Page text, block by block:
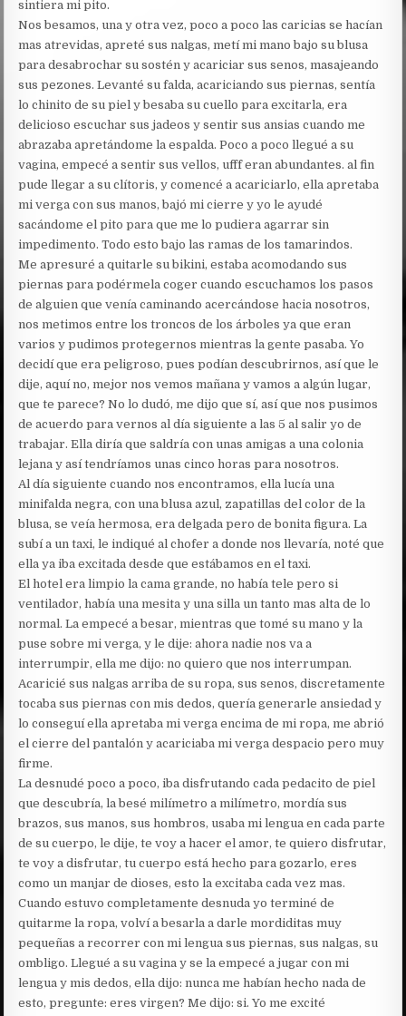
sintiera mi pito.
Nos besamos, una y otra vez, poco a poco las caricias se hacían
mas atrevidas, apreté sus nalgas, metí mi mano bajo su blusa
para desabrochar su sostén y acariciar sus senos, masajeando
sus pezones. Levanté su falda, acariciando sus piernas, sentía
lo chinito de su piel y besaba su cuello para excitarla, era
delicioso escuchar sus jadeos y sentir sus ansias cuando me
abrazaba apretándome la espalda. Poco a poco llegué a su
vagina, empecé a sentir sus vellos, ufff eran abundantes. al fin
pude llegar a su clítoris, y comencé a acariciarlo, ella apretaba
mi verga con sus manos, bajó mi cierre y yo le ayudé
sacándome el pito para que me lo pudiera agarrar sin
impedimento. Todo esto bajo las ramas de los tamarindos.
Me apresuré a quitarle su bikini, estaba acomodando sus
piernas para podérmela coger cuando escuchamos los pasos
de alguien que venía caminando acercándose hacia nosotros,
nos metimos entre los troncos de los árboles ya que eran
varios y pudimos protegernos mientras la gente pasaba. Yo
decidí que era peligroso, pues podían descubrirnos, así que le
dije, aquí no, mejor nos vemos mañana y vamos a algún lugar,
que te parece? No lo dudó, me dijo que sí, así que nos pusimos
de acuerdo para vernos al día siguiente a las 5 al salir yo de
trabajar. Ella diría que saldría con unas amigas a una colonia
lejana y así tendríamos unas cinco horas para nosotros.
Al día siguiente cuando nos encontramos, ella lucía una
minifalda negra, con una blusa azul, zapatillas del color de la
blusa, se veía hermosa, era delgada pero de bonita figura. La
subí a un taxi, le indiqué al chofer a donde nos llevaría, noté que
ella ya iba excitada desde que estábamos en el taxi.
El hotel era limpio la cama grande, no había tele pero si
ventilador, había una mesita y una silla un tanto mas alta de lo
normal. La empecé a besar, mientras que tomé su mano y la
puse sobre mi verga, y le dije: ahora nadie nos va a
interrumpir, ella me dijo: no quiero que nos interrumpan.
Acaricié sus nalgas arriba de su ropa, sus senos, discretamente
tocaba sus piernas con mis dedos, quería generarle ansiedad y
lo conseguí ella apretaba mi verga encima de mi ropa, me abrió
el cierre del pantalón y acariciaba mi verga despacio pero muy
firme.
La desnudé poco a poco, iba disfrutando cada pedacito de piel
que descubría, la besé milímetro a milímetro, mordía sus
brazos, sus manos, sus hombros, usaba mi lengua en cada parte
de su cuerpo, le dije, te voy a hacer el amor, te quiero disfrutar,
te voy a disfrutar, tu cuerpo está hecho para gozarlo, eres
como un manjar de dioses, esto la excitaba cada vez mas.
Cuando estuvo completamente desnuda yo terminé de
quitarme la ropa, volví a besarla a darle mordiditas muy
pequeñas a recorrer con mi lengua sus piernas, sus nalgas, su
ombligo. Llegué a su vagina y se la empecé a jugar con mi
lengua y mis dedos, ella dijo: nunca me habían hecho nada de
esto, pregunte: eres virgen? Me dijo: si. Yo me excité